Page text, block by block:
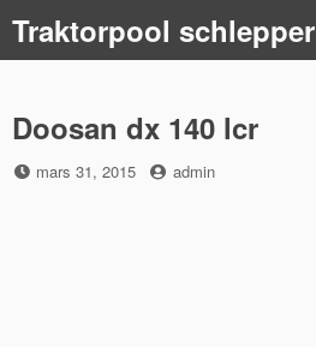
content
Traktorpool schlepper
Doosan dx 140 lcr
Posted
mars 31, 2015 by
admin